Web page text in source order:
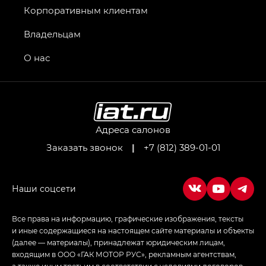
GT, Джи Эль — GL
GS4 — Джи Эс 4 (GS4) в комплектациях Джи Би
привод — GB AWD, Джи Эль Полный привод —
Джи Ти — GT, Джи Икс — GX,
Джи Икс ПРЕМИУМ — GX PREMIUM, ЛАУНЖ —
Empow — Эмпау (Empow) в комплектации
Адреса салонов
Заказать звонок
| +7 (812) 389-01-01
Корпоративным клиентам
Владельцам
О нас
Все права на информацию, графические изображения, тексты
и иные содержащиеся на настоящем сайте материалы и объекты
(далее — материалы), принадлежат юридическим лицам,
входящим в ООО «ГАК МОТОР РУС», рекламным агентствам,